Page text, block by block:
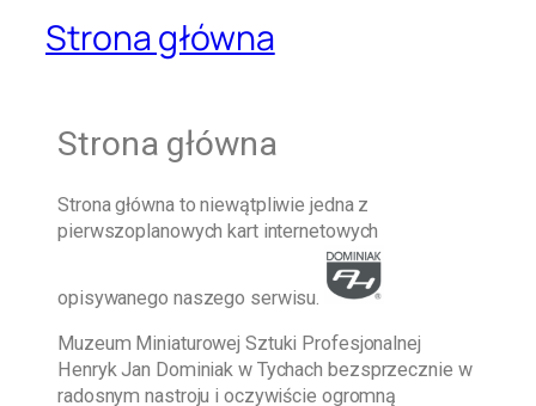
Strona główna
Strona główna
Strona głównato niewątpliwie jedna z
pierwszoplanowych kart internetowych
opisywanego naszego serwisu.
Muzeum Miniaturowej Sztuki Profesjonalnej
Henryk Jan Dominiak w Tychach bezsprzecznie w
radosnym nastroju i oczywiście ogromną